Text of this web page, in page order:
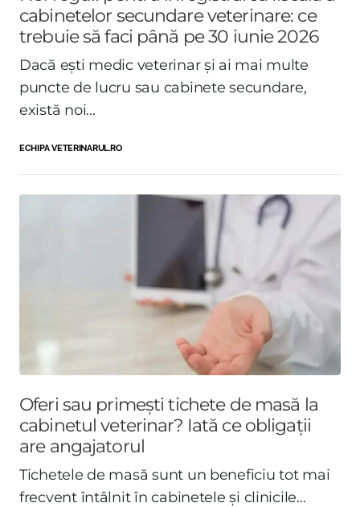
cabinetelor secundare veterinare: ce
trebuie să faci până pe 30 iunie 2026
Dacă ești medic veterinar și ai mai multe
puncte de lucru sau cabinete secundare,
există noi...
ECHIPA VETERINARUL.RO
Oferi sau primești tichete de masă la
cabinetul veterinar? Iată ce obligații
are angajatorul
Tichetele de masă sunt un beneficiu tot mai
frecvent întâlnit în cabinetele și clinicile...